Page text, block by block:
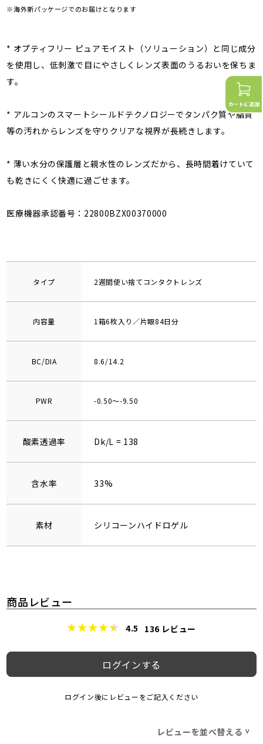
※海外新パッケージでのお届けとなります
* オプティフリー ピュアモイスト（ソリューション）と同じ成分
を使用し、低刺激で目にやさしくレンズ表面のうるおいを保ちま
す。
* アルコンのスマートシールドテクノロジーでタンパク質や脂質
等の汚れからレンズを守りクリアな視界が長続きします。
* 薄い水分の保護層と親水性のレンズだから、長時間着けていて
も乾きにくく快適に過ごせます。
医療機器承認番号：22800BZX00370000
タイプ 2週間使い捨てコンタクトレンズ
内容量 1箱6枚入り／片眼84日分
BC/DIA 8.6/14.2
PWR -0.50～-9.50
酸素透過率 Dk/L = 138
含水率 33%
素材 シリコーンハイドロゲル
商品レビュー
4.5 136 レビュー
ログインする
ログイン後にレビューをご記入ください
レビューを並べ替える >